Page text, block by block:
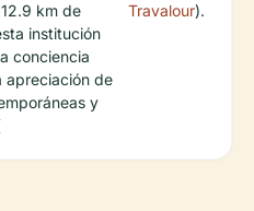
km de
institución
conciencia
apreciación de
y
Travalour).